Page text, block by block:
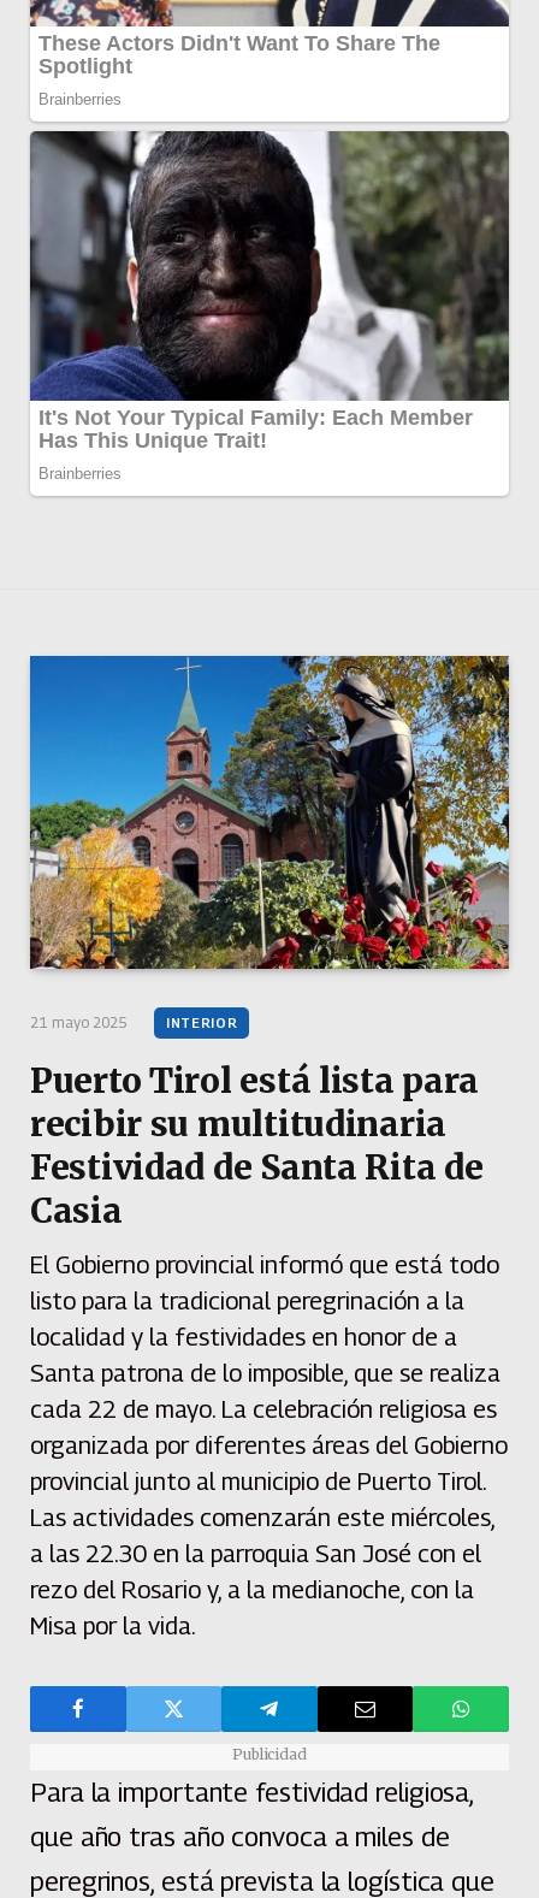
21 mayo 2025 INTERIOR
Puerto Tirol está lista para
recibir su multitudinaria
Festividad de Santa Rita de
Casia
El Gobierno provincial informó que está todo
listo para la tradicional peregrinación a la
localidad y la festividades en honor de a
Santa patrona de lo imposible, que se realiza
cada 22 de mayo. La celebración religiosa es
organizada por diferentes áreas del Gobierno
provincial junto al municipio de Puerto Tirol.
Las actividades comenzarán este miércoles,
a las 22.30 en la parroquia San José con el
rezo del Rosario y, a la medianoche, con la
Misa por la vida.
Publicidad
Para la importante festividad religiosa,
que año tras año convoca a miles de
peregrinos, está prevista la logística que